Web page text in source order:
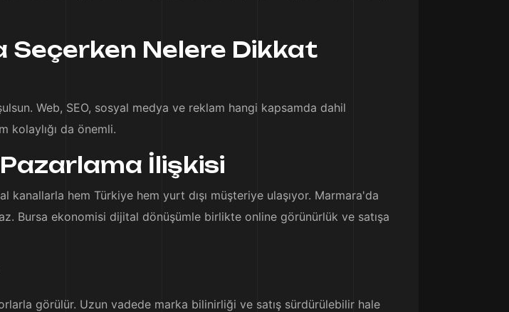
Seçerken Nelere Dikkat
Web, SEO, sosyal medya ve reklam hangi kapsamda dahil
kolaylığı da önemli.
İlişkisi
hem Türkiye hem yurt dışı müşteriye ulaşıyor. Marmara'da
Bursa ekonomisi dijital dönüşümle birlikte online görünürlük ve satışa
görülür. Uzun vadede marka bilinirliği ve satış sürdürülebilir hale